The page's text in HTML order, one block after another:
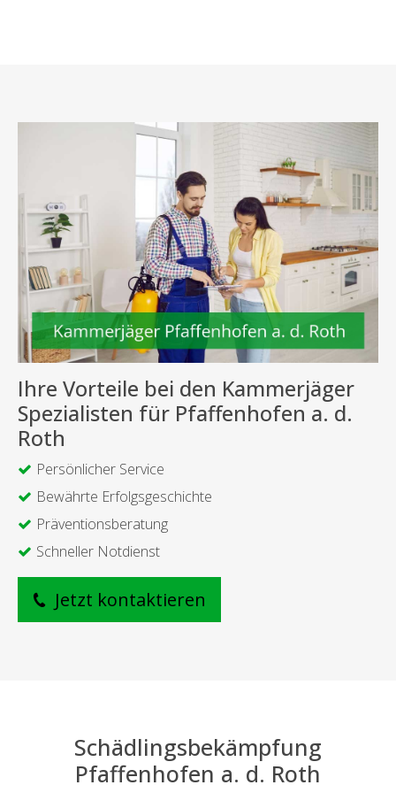
Ihre Vorteile bei den Kammerjäger
Spezialisten für Pfaffenhofen a. d.
Roth
Persönlicher Service
Bewährte Erfolgsgeschichte
Präventionsberatung
Schneller Notdienst
Jetzt kontaktieren
Schädlingsbekämpfung
Pfaffenhofen a. d. Roth